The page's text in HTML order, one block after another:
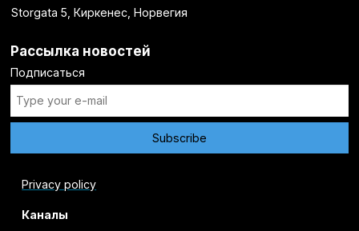
Storgata 5, Киркенес, Норвегия
Рассылка новостей
Подписаться
Privacy policy
Каналы